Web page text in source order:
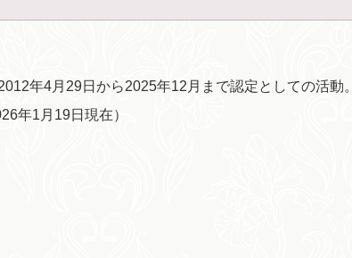
年4月29日から2025年12月まで認定としての活動。
年1月19日現在）